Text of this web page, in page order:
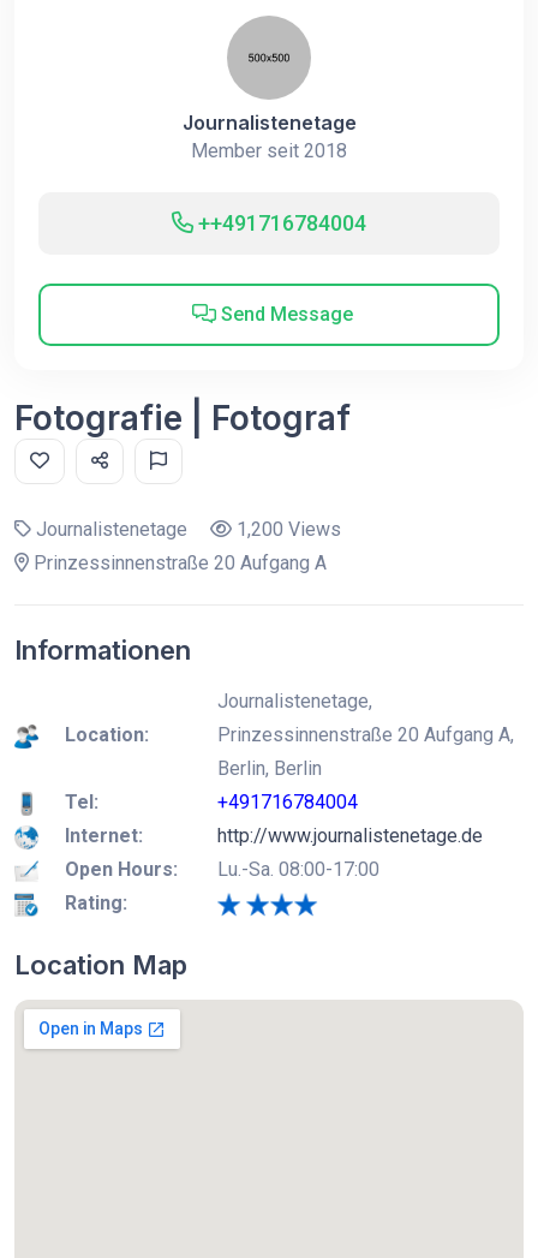
Journalistenetage
Member seit 2018
++491716784004
Send Message
Fotografie | Fotograf
Journalistenetage
1,200 Views
Prinzessinnenstraße 20 Aufgang A
Informationen
Location:
Journalistenetage,
Prinzessinnenstraße 20 Aufgang A,
Berlin, Berlin
Tel:
+491716784004
Internet:
http://www.journalistenetage.de
Open Hours:
Lu.-Sa. 08:00-17:00
Rating:
Location Map